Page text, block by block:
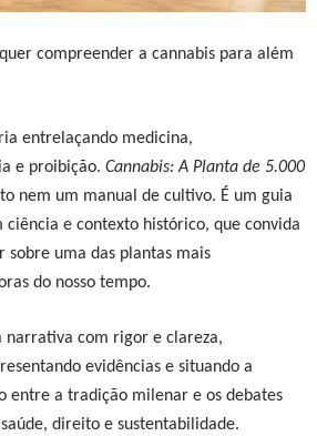
compreender a cannabis para além
entrelaçando medicina,
e proibição. Cannabis: A Planta de 5.000
nem um manual de cultivo. É um guia
ciência e contexto histórico, que convida
uma das plantas mais
do nosso tempo.
narrativa com rigor e clareza,
evidências e situando a
entre a tradição milenar e os debates
direito e sustentabilidade.